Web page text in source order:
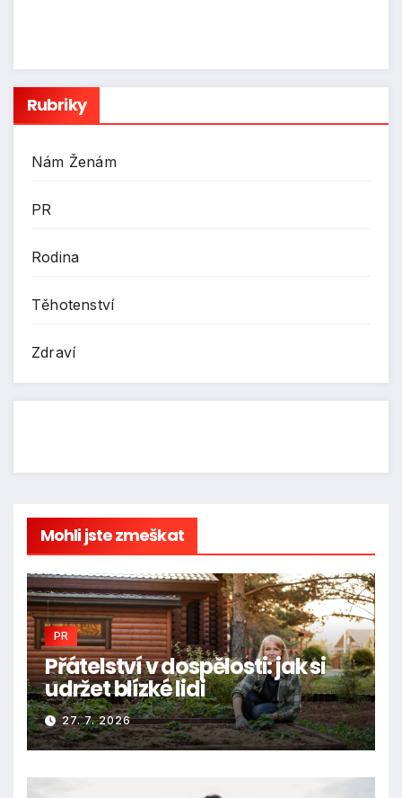
Rubriky
Nám Ženám
PR
Rodina
Těhotenství
Zdraví
Mohli jste zmeškat
PR
Přátelství v dospělosti: jak si
udržet blízké lidi
27. 7. 2026